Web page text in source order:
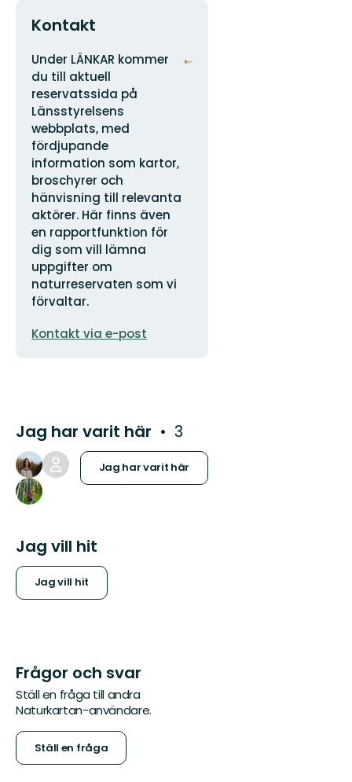
Kontakt
Adress
Under LÄNKAR kommer
du till aktuell
reservatssida på
Länsstyrelsens
webbplats, med
fördjupande
information som kartor,
broschyrer och
hänvisning till relevanta
aktörer. Här finns även
en rapportfunktion för
dig som vill lämna
uppgifter om
naturreservaten som vi
förvaltar.
postadress
Kontakt via e-post
Organisationens
Jag har varit här 3
Jag har varit här
Jag vill hit
Jag vill hit
Frågor och svar
Ställ en fråga till andra
Naturkartan-användare.
Ställ en fråga